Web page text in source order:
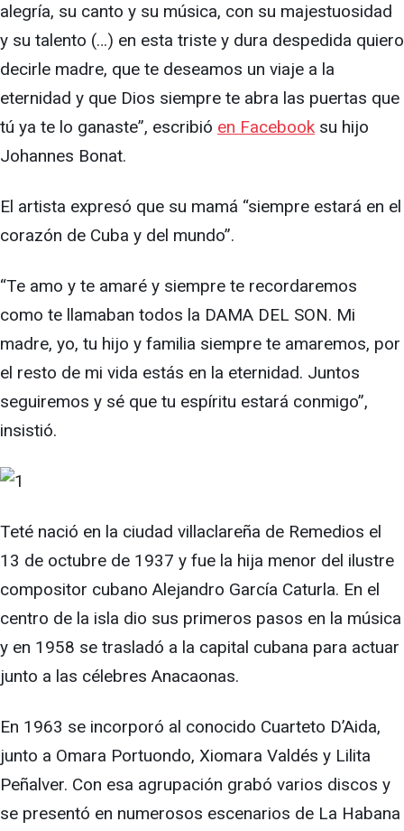
alegría, su canto y su música, con su majestuosidad
y su talento (…) en esta triste y dura despedida quiero
decirle madre, que te deseamos un viaje a la
eternidad y que Dios siempre te abra las puertas que
tú ya te lo ganaste”, escribió en Facebook su hijo
Johannes Bonat.
El artista expresó que su mamá “siempre estará en el
corazón de Cuba y del mundo”.
“Te amo y te amaré y siempre te recordaremos
como te llamaban todos la DAMA DEL SON. Mi
madre, yo, tu hijo y familia siempre te amaremos, por
el resto de mi vida estás en la eternidad. Juntos
seguiremos y sé que tu espíritu estará conmigo”,
insistió.
Teté nació en la ciudad villaclareña de Remedios el
13 de octubre de 1937 y fue la hija menor del ilustre
compositor cubano Alejandro García Caturla. En el
centro de la isla dio sus primeros pasos en la música
y en 1958 se trasladó a la capital cubana para actuar
junto a las célebres Anacaonas.
En 1963 se incorporó al conocido Cuarteto D’Aida,
junto a Omara Portuondo, Xiomara Valdés y Lilita
Peñalver. Con esa agrupación grabó varios discos y
se presentó en numerosos escenarios de La Habana